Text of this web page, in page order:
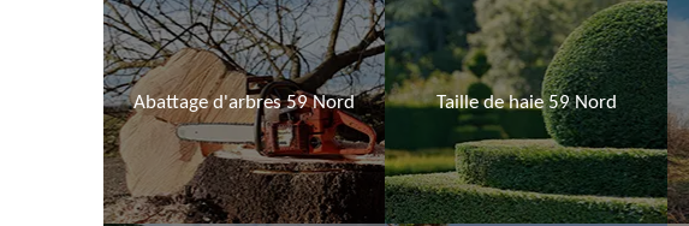
Abattage d'arbres 59 Nord Taille de haie 59 Nord